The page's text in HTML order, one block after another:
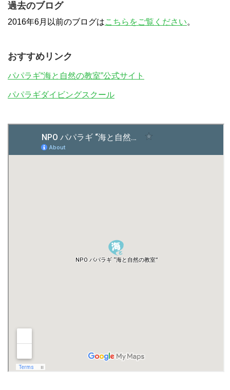
過去のブログ
2016年6月以前のブログはこちらをご覧ください。
おすすめリンク
パパラギ“海と自然の教室”公式サイト
パパラギダイビングスクール